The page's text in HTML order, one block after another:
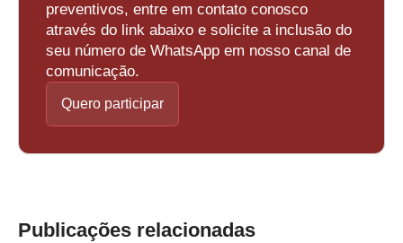
preventivos, entre em contato conosco
através do link abaixo e solicite a inclusão do
seu número de WhatsApp em nosso canal de
comunicação.
Quero participar
Publicações relacionadas